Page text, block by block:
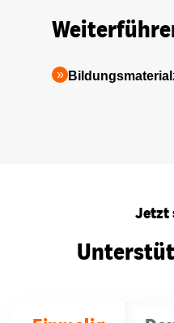
Bildungsmaterial
Jetzt